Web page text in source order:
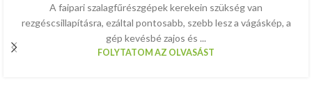
A faipari szalagfűrészgépek kerekein szükség van
rezgéscsillapításra, ezáltal pontosabb, szebb lesz a vágáskép, a
gép kevésbé zajos és ...
FOLYTATOM AZ OLVASÁST